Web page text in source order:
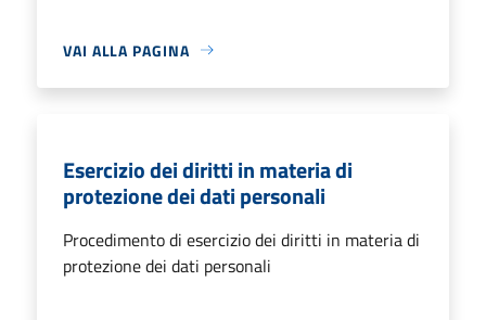
VAI ALLA PAGINA
Esercizio dei diritti in materia di
protezione dei dati personali
Procedimento di esercizio dei diritti in materia di
protezione dei dati personali